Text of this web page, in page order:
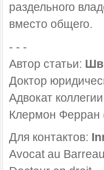
раздельного
вместо общего.
- - -
Автор статьи:
Доктор
Адвокат
Клермон Ферран
Для контактов:
Avocat au